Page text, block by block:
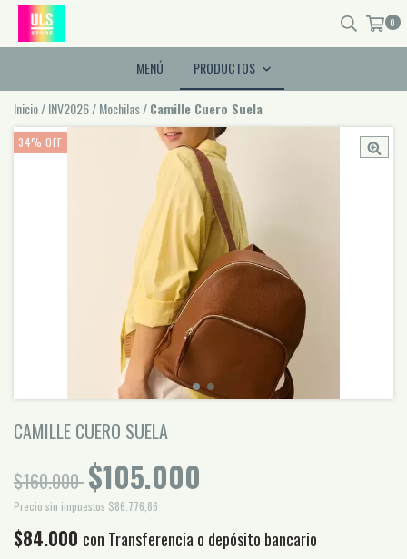
0
MENÚ PRODUCTOS
Inicio/INV2026/Mochilas/Camille Cuero Suela
34% OFF
CAMILLE CUERO SUELA
$160.000 $105.000
Precio sin impuestos $86.776,86
$84.000 con Transferencia o depósito bancario